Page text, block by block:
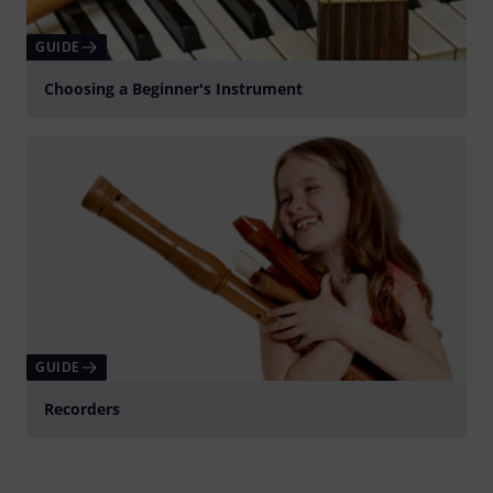
GUIDE
Choosing a Beginner's Instrument
GUIDE
Recorders